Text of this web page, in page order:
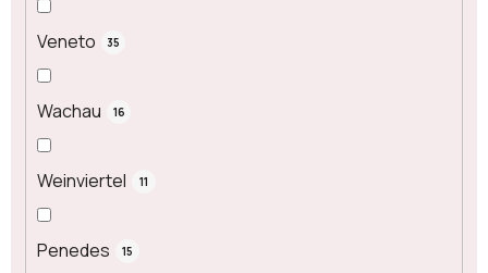
Veneto 35
Wachau 16
Weinviertel 11
Penedes 15